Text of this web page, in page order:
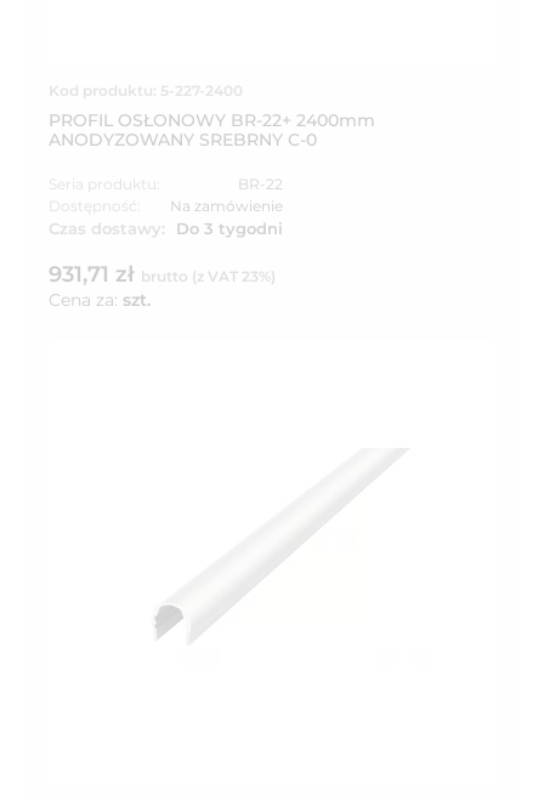
Kod produktu: 5-227-2400
PROFIL OSŁONOWY BR-22+ 2400mm
ANODYZOWANY SREBRNY C-0
Seria produktu:
BR-22
Dostępność:
Na zamówienie
Czas dostawy: Do 3 tygodni
931,71 zł brutto (z VAT 23%)
Cena za: szt.